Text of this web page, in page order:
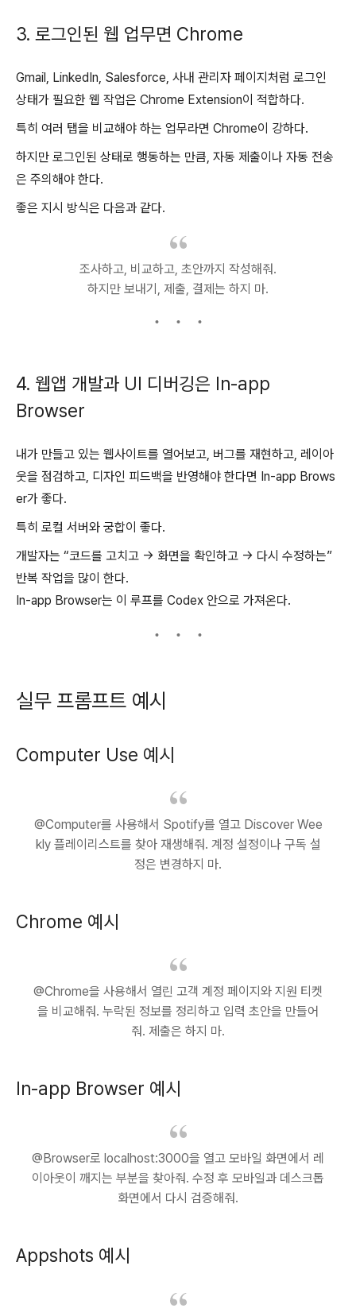
3. 로그인된 웹 업무면 Chrome
Gmail, LinkedIn, Salesforce, 사내 관리자 페이지처럼 로그인
상태가 필요한 웹 작업은 Chrome Extension이 적합하다.
특히 여러 탭을 비교해야 하는 업무라면 Chrome이 강하다.
하지만 로그인된 상태로 행동하는 만큼, 자동 제출이나 자동 전송
은 주의해야 한다.
좋은 지시 방식은 다음과 같다.
조사하고, 비교하고, 초안까지 작성해줘.
하지만 보내기, 제출, 결제는 하지 마.
4. 웹앱 개발과 UI 디버깅은 In-app
Browser
내가 만들고 있는 웹사이트를 열어보고, 버그를 재현하고, 레이아
웃을 점검하고, 디자인 피드백을 반영해야 한다면 In-app Brows
er가 좋다.
특히 로컬 서버와 궁합이 좋다.
개발자는 “코드를 고치고 → 화면을 확인하고 → 다시 수정하는”
반복 작업을 많이 한다.
In-app Browser는 이 루프를 Codex 안으로 가져온다.
실무 프롬프트 예시
Computer Use 예시
@Computer를 사용해서 Spotify를 열고 Discover Wee
kly 플레이리스트를 찾아 재생해줘. 계정 설정이나 구독 설
정은 변경하지 마.
Chrome 예시
@Chrome을 사용해서 열린 고객 계정 페이지와 지원 티켓
을 비교해줘. 누락된 정보를 정리하고 입력 초안을 만들어
줘. 제출은 하지 마.
In-app Browser 예시
@Browser로 localhost:3000을 열고 모바일 화면에서 레
이아웃이 깨지는 부분을 찾아줘. 수정 후 모바일과 데스크톱
화면에서 다시 검증해줘.
Appshots 예시